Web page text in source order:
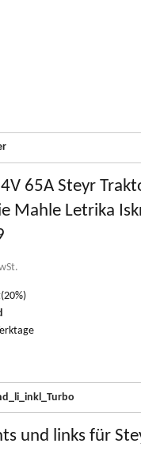
65A Steyr
Mahle Letrika
und links für